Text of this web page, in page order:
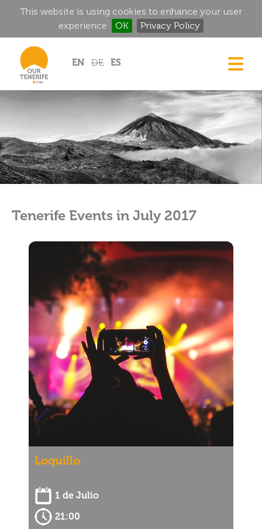
This website is using cookies to enhance your user
experience
OK
Privacy Policy
EN
DE ES
CASAS
GOURMET
MANSIONES HISTÓRICAS
RINCONES MÁGICOS
GOLF
DIRECTORIO
Tenerife Events in July 2017
Loquillo
1 de Julio
21:00